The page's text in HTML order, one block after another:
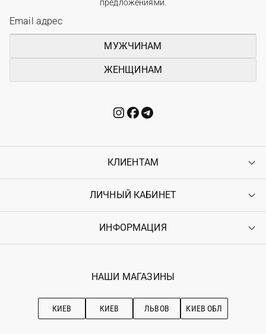
предложениями.
МУЖЧИНАМ
ЖЕНЩИНАМ
КЛИЕНТАМ
Контакты
Возврат
Гарантия
ЛИЧНЫЙ КАБИНЕТ
Войти
Ostriv Club+
ИНФОРМАЦИЯ
Наши магазини
Рекомендации по уходу
НАШИ МАГАЗИНЫ
КИЕВ КИЕВ ЛЬВОВ КИЕВ ОБЛ